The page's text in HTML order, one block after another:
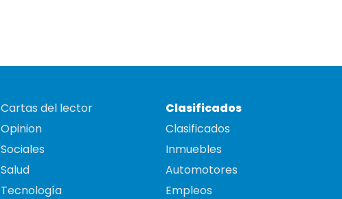
Cartas del lector
Opinion
Sociales
Salud
Tecnología
Clasificados
Clasificados
Inmuebles
Automotores
Empleos